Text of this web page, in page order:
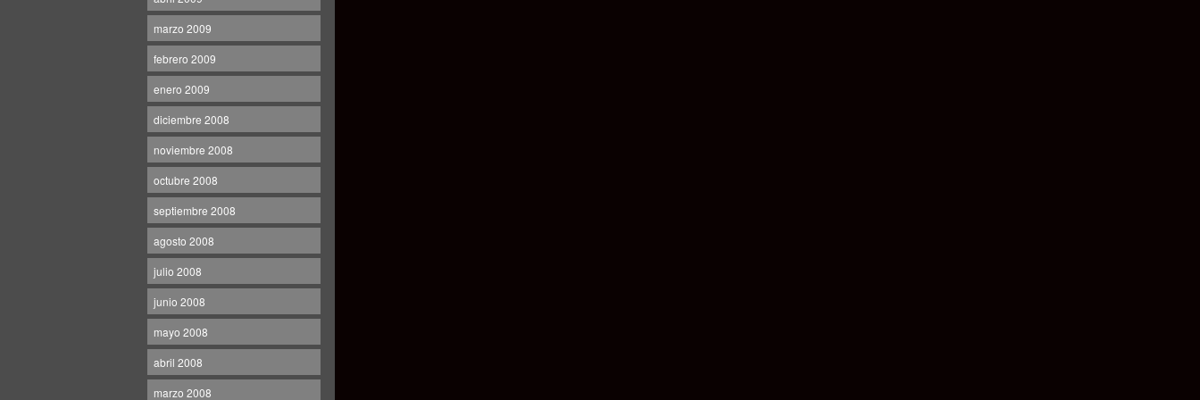
marzo 2009
febrero 2009
enero 2009
diciembre 2008
noviembre 2008
octubre 2008
septiembre 2008
agosto 2008
julio 2008
junio 2008
mayo 2008
abril 2008
marzo 2008